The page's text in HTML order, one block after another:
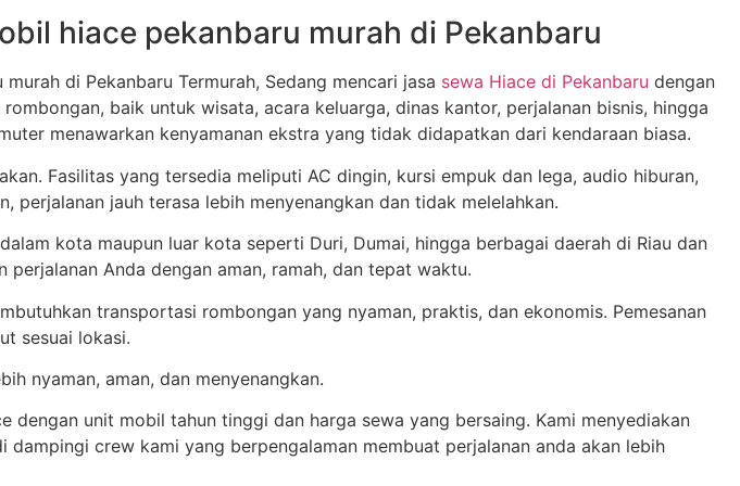
hiace pekanbaru murah di Pekanbaru
di Pekanbaru Termurah, Sedang mencari jasa sewa Hiace di Pekanbaru dengan
baik untuk wisata, acara keluarga, dinas kantor, perjalanan bisnis, hingga
menawarkan kenyamanan ekstra yang tidak didapatkan dari kendaraan biasa.
Fasilitas yang tersedia meliputi AC dingin, kursi empuk dan lega, audio hiburan,
perjalanan jauh terasa lebih menyenangkan dan tidak melelahkan.
kota maupun luar kota seperti Duri, Dumai, hingga berbagai daerah di Riau dan
Anda dengan aman, ramah, dan tepat waktu.
transportasi rombongan yang nyaman, praktis, dan ekonomis. Pemesanan
sesuai lokasi.
nyaman, aman, dan menyenangkan.
dengan unit mobil tahun tinggi dan harga sewa yang bersaing. Kami menyediakan
crew kami yang berpengalaman membuat perjalanan anda akan lebih